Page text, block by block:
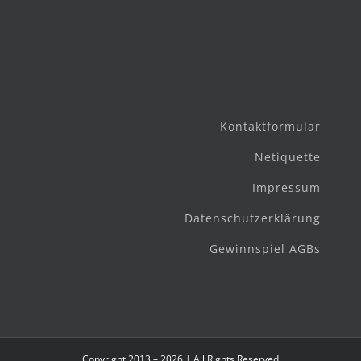
Kontaktformular
Netiquette
Impressum
Datenschutzerklärung
Gewinnspiel AGBs